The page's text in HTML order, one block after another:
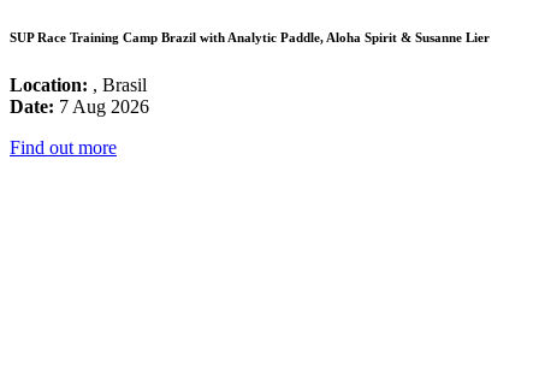
SUP Race Training Camp Brazil with Analytic Paddle, Aloha Spirit & Susanne Lier
Location: , Brasil
Date: 7 Aug 2026
Find out more